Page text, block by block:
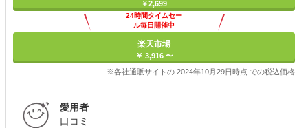
￥2,699
24時間タイムセー
ル毎日開催中
楽天市場
￥ 3,916 〜
※各社通販サイトの 2024年10月29日時点 での税込価格
愛用者
口コミ